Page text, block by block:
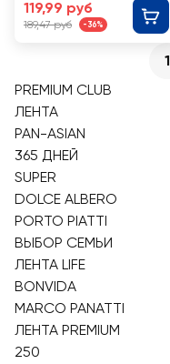
119,99 руб
189,47 руб -36%
1
PREMIUM CLUB
ЛЕНТА
PAN-ASIAN
365 ДНЕЙ
SUPER
DOLCE ALBERO
PORTO PIATTI
ВЫБОР СЕМЬИ
ЛЕНТА LIFE
BONVIDA
MARCO PANATTI
ЛЕНТА PREMIUM
250